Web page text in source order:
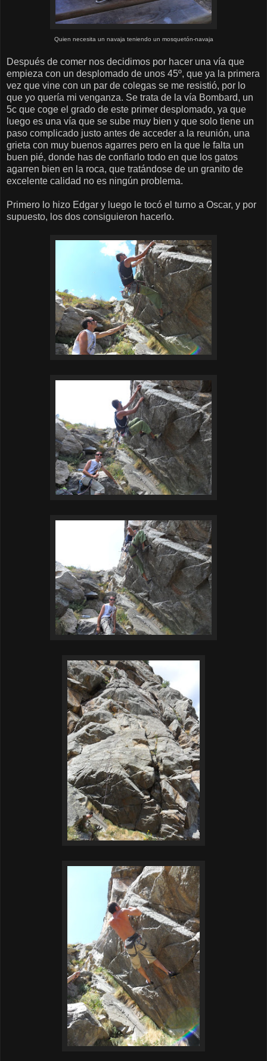
Quien necesita un navaja teniendo un mosquetón-navaja
Después de comer nos decidimos por hacer una vía que
empieza con un desplomado de unos 45º, que ya la primera
vez que vine con un par de colegas se me resistió, por lo
que yo quería mi venganza. Se trata de la vía Bombard, un
5c que coge el grado de este primer desplomado, ya que
luego es una vía que se sube muy bien y que solo tiene un
paso complicado justo antes de acceder a la reunión, una
grieta con muy buenos agarres pero en la que le falta un
buen pié, donde has de confiarlo todo en que los gatos
agarren bien en la roca, que tratándose de un granito de
excelente calidad no es ningún problema.
Primero lo hizo Edgar y luego le tocó el turno a Oscar, y por
supuesto, los dos consiguieron hacerlo.